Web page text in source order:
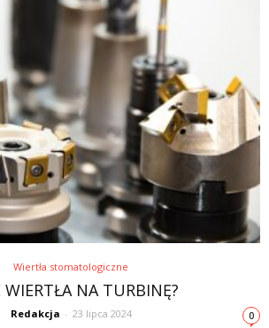
Wiertła stomatologiczne
WIERTŁA NA TURBINĘ?
Redakcja - 23 lipca 2024 0